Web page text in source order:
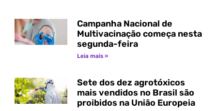
Campanha Nacional de
Multivacinação começa nesta
segunda-feira
Leia mais »
Sete dos dez agrotóxicos
mais vendidos no Brasil são
proibidos na União Europeia